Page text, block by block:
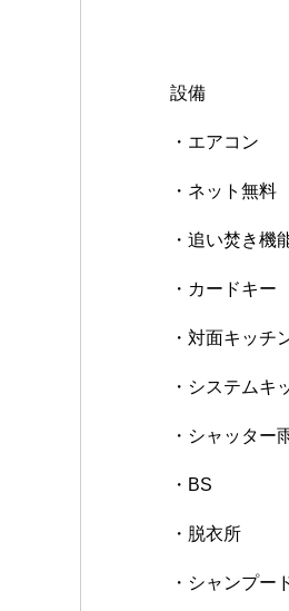
設備
・エアコン
・ネット無料
・追い焚き機
・カードキー
・対面キッチ
・システムキ
・シャッター
・BS
・脱衣所
・シャンプー